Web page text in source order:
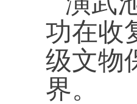
功在收
级文物
界。